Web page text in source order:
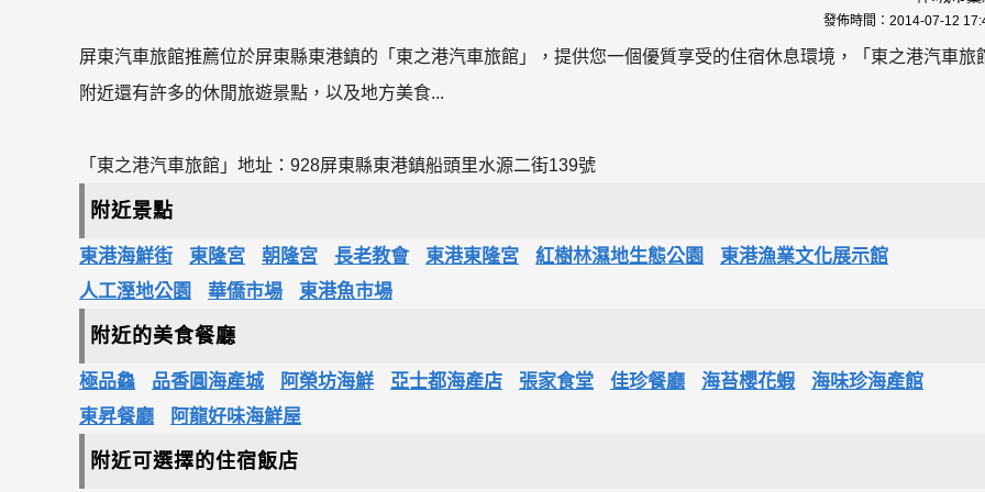
發佈時間： 2014-07-12
屏東汽車旅館推薦位於屏東縣東港鎮的「東之港汽車旅館」，提供您一個優質享受的住宿休息環境，「東之港汽車旅
附近還有許多的休閒旅遊景點，以及地方美食...
「東之港汽車旅館」地址：928屏東縣東港鎮船頭里水源二街139號
附近景點
東港海鮮街 東隆宮 朝隆宮 長老教會 東港東隆宮 紅樹林濕地生態公園
東港漁業文化展示館
人工溼地公園
華僑市場 東港魚市場
附近的美食餐廳
極品鱻 品香圓海產城 阿榮坊海鮮 亞士都海產店 張家食堂 佳珍餐廳 海苔櫻花蝦
海味珍海產館
東昇餐廳
阿龍好味海鮮屋
附近可選擇的住宿飯店